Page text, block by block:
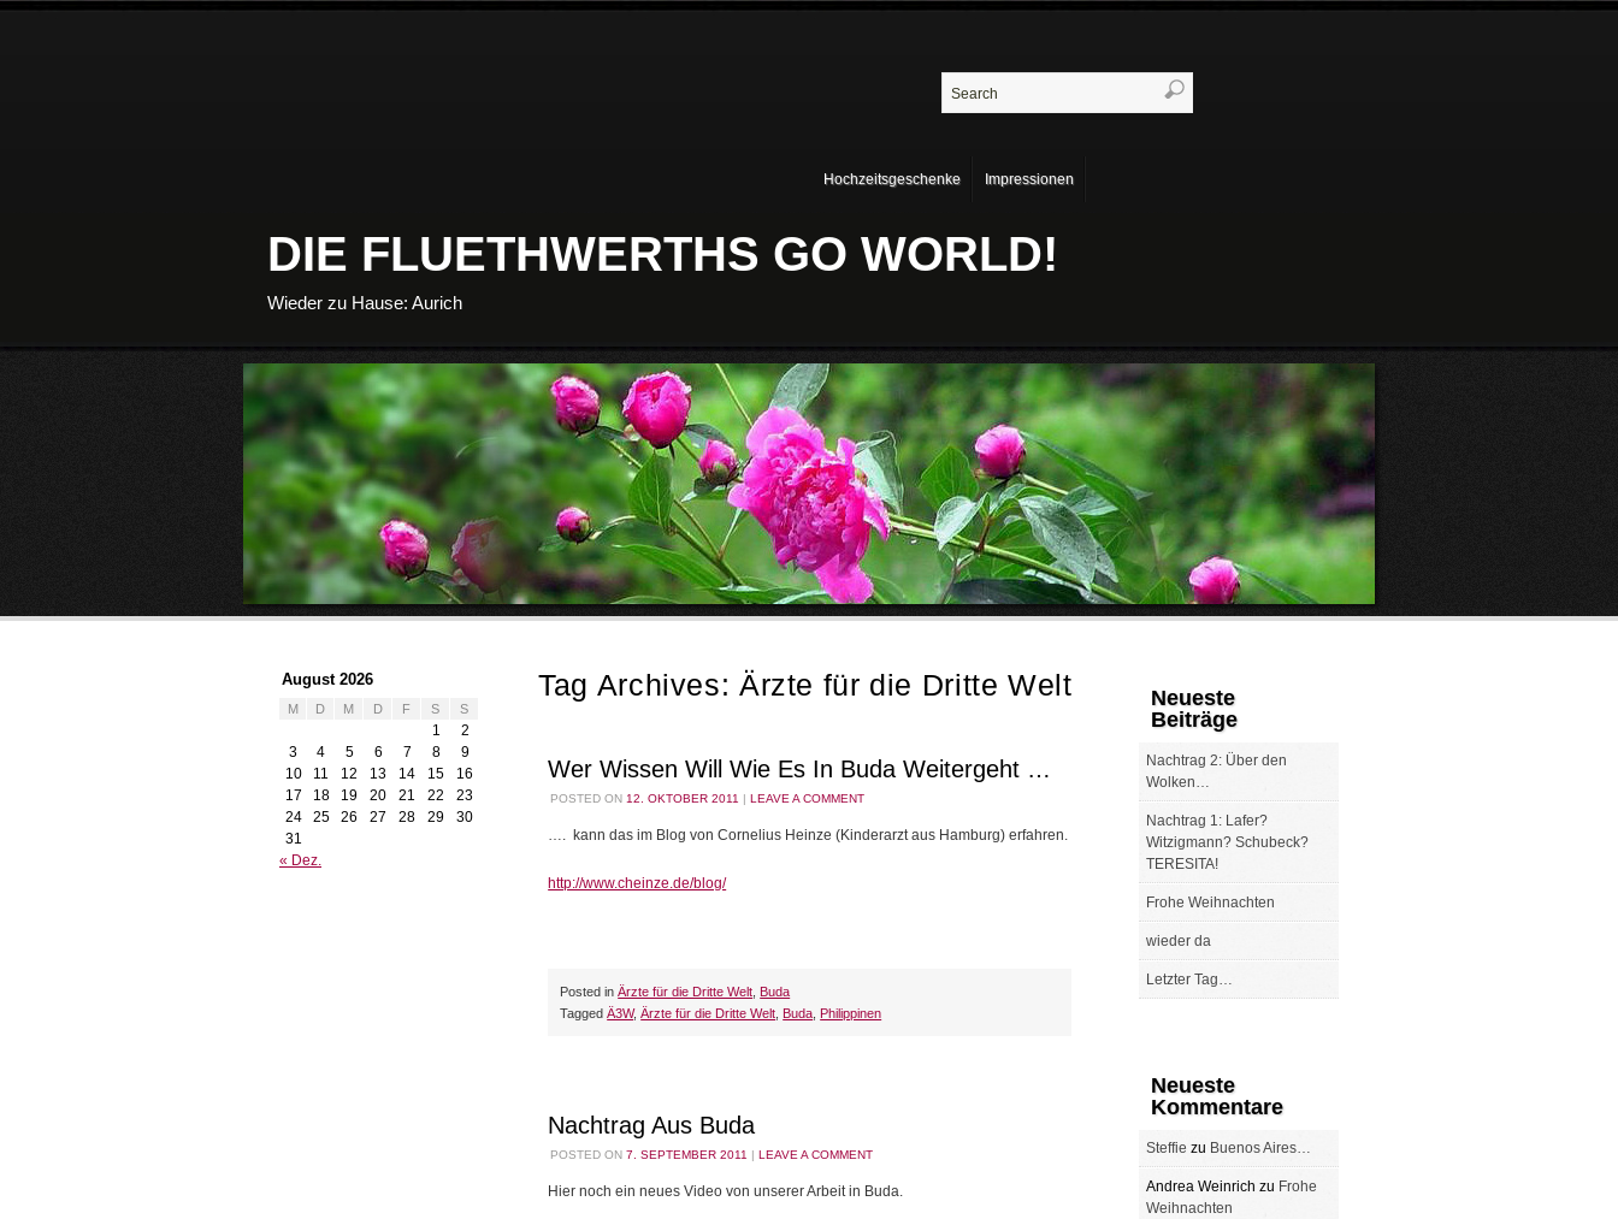
Hochzeitsgeschenke Impressionen
DIE FLUETHWERTHS GO WORLD!
Wieder zu Hause: Aurich
Tag Archives: Ärzte für die Dritte Welt
Wer Wissen Will Wie Es In Buda Weitergeht …
POSTED ON 12. OKTOBER 2011 | LEAVE A COMMENT
…. kann das im Blog von Cornelius Heinze (Kinderarzt aus Hamburg) erfahren.
http://www.cheinze.de/blog/
Posted in Ärzte für die Dritte Welt ,Buda
Tagged Ä3W,Ärzte für die Dritte Welt ,Buda ,Philippinen
Nachtrag Aus Buda
POSTED ON 7. SEPTEMBER 2011 | LEAVE A COMMENT
Hier noch ein neues Video von unserer Arbeit in Buda.
August 2026
M D M D F S S
1
2
3
4 5 6 7 8
9
10
11 12 13 14 15
16
17
18 19 20 21 22
23
24
25 26 27 28 29
30
31
« Dez.
Neueste
Beiträge
Nachtrag 2: Über den
Wolken…
Nachtrag 1: Lafer?
Witzigmann? Schubeck?
TERESITA!
Frohe Weihnachten
wieder da
Letzter Tag…
Neueste
Kommentare
Steffie zu Buenos Aires…
Andrea Weinrich zu Frohe
Weihnachten